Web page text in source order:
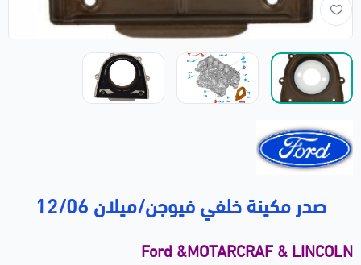
صدر مكينة خلفي فيوجن/ميلان 12/06
Ford &MOTARCRAF & LINCOLN